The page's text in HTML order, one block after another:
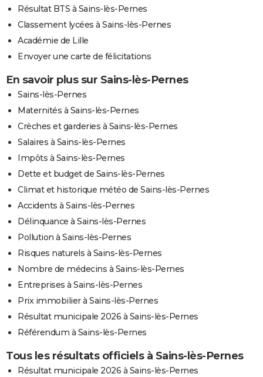
Résultat BTS à Sains-lès-Pernes
Classement lycées à Sains-lès-Pernes
Académie de Lille
Envoyer une carte de félicitations
En savoir plus sur Sains-lès-Pernes
Sains-lès-Pernes
Maternités à Sains-lès-Pernes
Crèches et garderies à Sains-lès-Pernes
Salaires à Sains-lès-Pernes
Impôts à Sains-lès-Pernes
Dette et budget de Sains-lès-Pernes
Climat et historique météo de Sains-lès-Pernes
Accidents à Sains-lès-Pernes
Délinquance à Sains-lès-Pernes
Pollution à Sains-lès-Pernes
Risques naturels à Sains-lès-Pernes
Nombre de médecins à Sains-lès-Pernes
Entreprises à Sains-lès-Pernes
Prix immobilier à Sains-lès-Pernes
Résultat municipale 2026 à Sains-lès-Pernes
Référendum à Sains-lès-Pernes
Tous les résultats officiels à Sains-lès-Pernes
Résultat municipale 2026 à Sains-lès-Pernes